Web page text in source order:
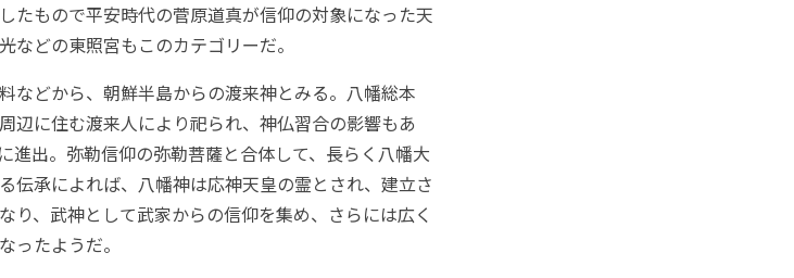
たもので平安時代の菅原道真が信仰の対象になった天
どの東照宮もこのカテゴリーだ。
などから、朝鮮半島からの渡来神とみる。八幡総本
辺に住む渡来人により祀られ、神仏習合の影響もあ
進出。弥勒信仰の弥勒菩薩と合体して、長らく八幡大
伝承によれば、八幡神は応神天皇の霊とされ、建立さ
り、武神として武家からの信仰を集め、さらには広く
ったようだ。